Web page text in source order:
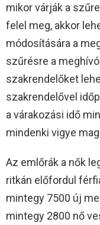
mikor várják a
felel meg, akkor
módosítására a
szűrésre a
szakrendelőket
szakrendelővel
a várakozási idő
mindenki vigye
Az emlőrák a nők
ritkán előfordul
mintegy 7500 új
mintegy 2800 nő